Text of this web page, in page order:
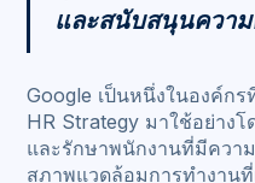
และสนับสนุนควา
Google เป็นหนึ่งในองค์ก
HR Strategy มาใช้อย่างโ
และรักษาพนักงานที่มีควา
สภาพแวดล้อมการทำงาน